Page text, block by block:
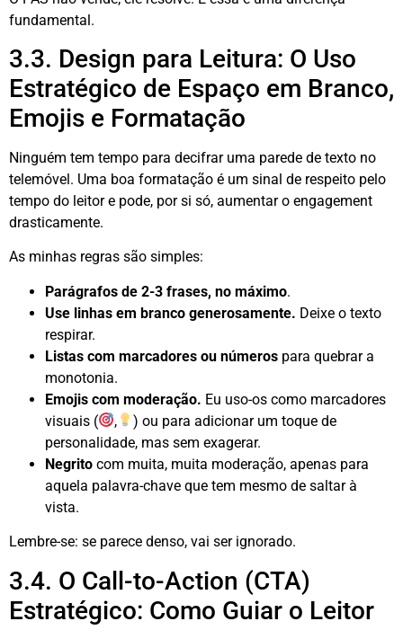
fundamental.
3.3. Design para Leitura: O Uso
Estratégico de Espaço em Branco,
Emojis e Formatação
Ninguém tem tempo para decifrar uma parede de texto no
telemóvel. Uma boa formatação é um sinal de respeito pelo
tempo do leitor e pode, por si só, aumentar o engagement
drasticamente.
As minhas regras são simples:
Parágrafos de 2-3 frases, no máximo.
Use linhas em branco generosamente. Deixe o texto
respirar.
Listas com marcadores ou números para quebrar a
monotonia.
Emojis com moderação. Eu uso-os como marcadores
visuais (
,
) ou para adicionar um toque de
personalidade, mas sem exagerar.
Negrito com muita, muita moderação, apenas para
aquela palavra-chave que tem mesmo de saltar à
vista.
Lembre-se: se parece denso, vai ser ignorado.
3.4. O Call-to-Action (CTA)
Estratégico: Como Guiar o Leitor